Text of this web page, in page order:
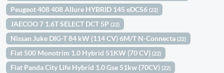
Peugeot 408 408 Allure HYBRID 145 eDCS6(22)
JAECOO 7 1.6T SELECT DCT 5P(22)
Nissan Juke DIG-T 84 kW (114 CV) 6M/T N-Connecta(22)
Fiat 500 Monotrim 1.0 Hybrid 51KW (70 CV)(22)
Fiat Panda City Life Hybrid 1.0 Gse 51kw (70CV)(22)